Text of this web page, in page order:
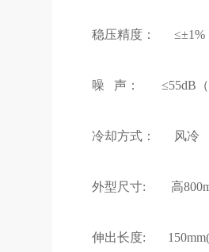
稳压精度： ≤±1%
噪 声： ≤55dB（
冷却方式： 风冷
外型尺寸: 高
伸出长度: 150mm(